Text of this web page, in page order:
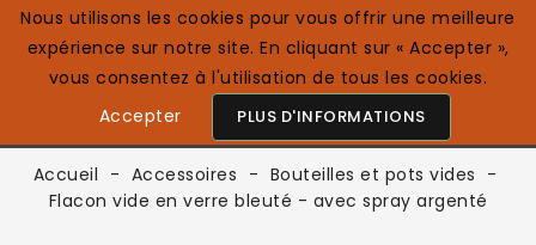
Nous utilisons les cookies pour vous offrir une meilleure
expérience sur notre site. En cliquant sur « Accepter »,
vous consentez à l'utilisation de tous les cookies.
Accepter
PLUS D'INFORMATIONS
Français  0
Accueil Accessoires
Bouteilles et pots vides
Flacon vide en verre bleuté - avec spray argenté